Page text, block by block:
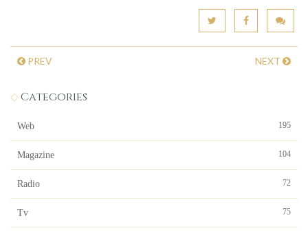
PREV NEXT
Categories
Web 195
Magazine 104
Radio 72
Tv 75